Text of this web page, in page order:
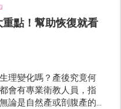
點！幫助恢復就看
理變化嗎？產後究竟何
會有專業衛教人員，指
論是自然產或剖腹產的